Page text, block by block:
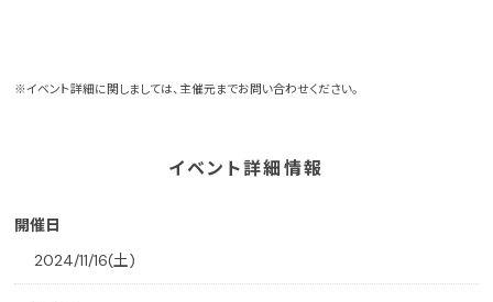
※イベント詳細に関しましては、主催元までお問い合わせください。
イベント詳細情報
開催日
2024/11/16(土)